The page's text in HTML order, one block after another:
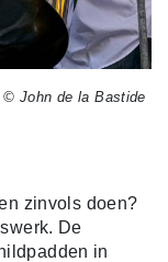
© John de la Bastide
zinvols doen?
De
in